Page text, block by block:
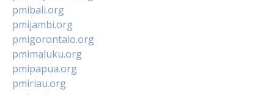
pmibali.org
pmijambi.org
pmigorontalo.org
pmimaluku.org
pmipapua.org
pmiriau.org